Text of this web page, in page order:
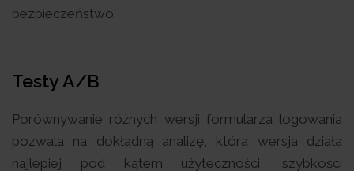
bezpieczeństwo.
Testy A/B
Porównywanie różnych wersji formularza logowania
pozwala na dokładną analizę, która wersja działa
najlepiej pod kątem użyteczności, szybkości